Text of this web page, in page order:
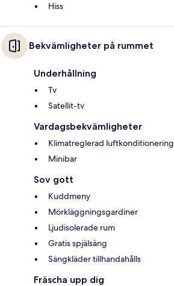
Hiss
Bekvämligheter på rummet
Underhållning
Tv
Satellit-tv
Vardagsbekvämligheter
Klimatreglerad luftkonditionering
Minibar
Sov gott
Kuddmeny
Mörkläggningsgardiner
Ljudisolerade rum
Gratis spjälsäng
Sängkläder tillhandahålls
Fräscha upp dig